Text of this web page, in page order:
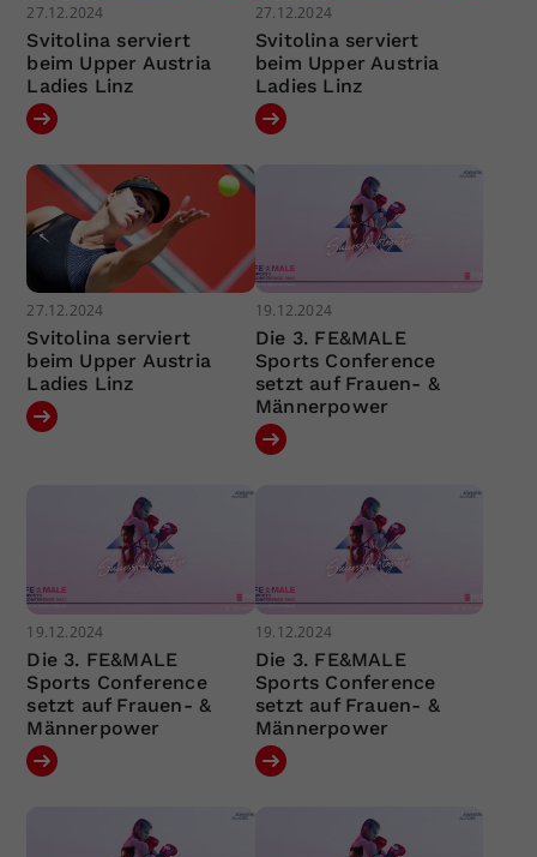
27.12.2024
Svitolina serviert
beim Upper Austria
Ladies Linz
27.12.2024
Svitolina serviert
beim Upper Austria
Ladies Linz
27.12.2024
Svitolina serviert
beim Upper Austria
Ladies Linz
19.12.2024
Die 3. FE&MALE
Sports Conference
setzt auf Frauen- &
Männerpower
19.12.2024
Die 3. FE&MALE
Sports Conference
setzt auf Frauen- &
Männerpower
19.12.2024
Die 3. FE&MALE
Sports Conference
setzt auf Frauen- &
Männerpower